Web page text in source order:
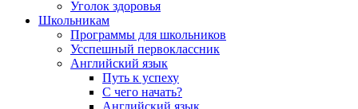
Уголок здоровья
Школьникам
Программы для школьников
Усспешный первоклассник
Английский язык
Путь к успеху
С чего начать?
Английский язык